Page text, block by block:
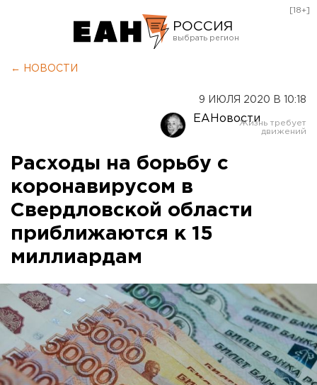
РОССИЯ
Оренбург
[18+]
← НОВОСТИ
9 ИЮЛЯ 2020 В 10:18
ЕАНовости
Расходы на борьбу с
коронавирусом в
Свердловской области
приближаются к 15
миллиардам